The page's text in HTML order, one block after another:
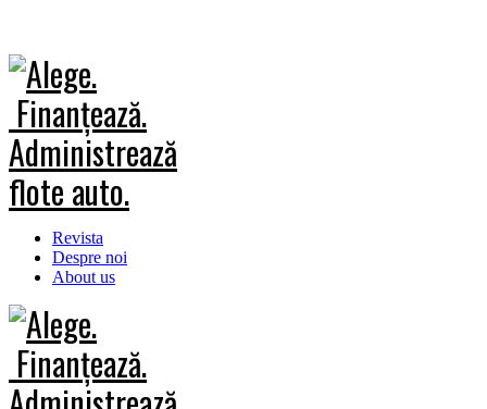
Revista
Despre noi
About us